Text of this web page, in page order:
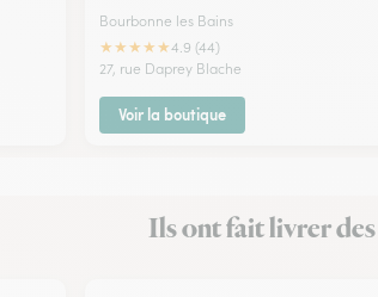
Bourbonne les Bains
★★★★★4.9 (44)
27, rue Daprey Blache
Voir la boutique
Ils ont fait livrer